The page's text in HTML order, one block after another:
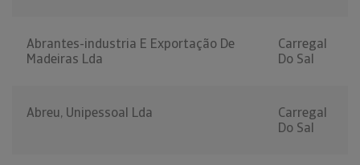
Abrantes-industria E Exportação De
Madeiras Lda
Carregal
Do Sal
Abreu, Unipessoal Lda
Carregal
Do Sal